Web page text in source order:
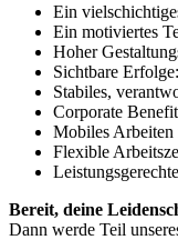
Ein
Ein motiviertes
Hoher
Sichtbare
Stabiles,
Corporate
Mobiles Arbeiten
Flexible
Bereit, deine
Dann werde Teil